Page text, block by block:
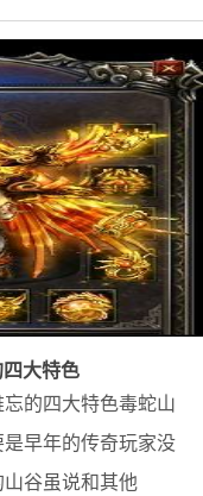
大特色
的四大特色毒蛇山
早年的传奇玩家没
谷虽说和其他